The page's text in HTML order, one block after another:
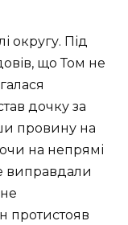
округу. Під
що Том не
дочку за
провину на
на непрямі
виправдали
протистояв